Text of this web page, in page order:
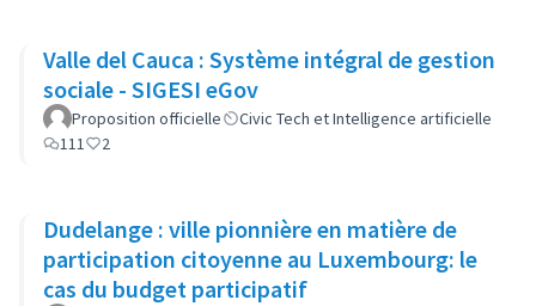
Valle del Cauca : Système intégral de gestion
sociale - SIGESI eGov
Proposition officielle
Civic Tech et Intelligence artificielle
111
2
Dudelange : ville pionnière en matière de
participation citoyenne au Luxembourg: le
cas du budget participatif